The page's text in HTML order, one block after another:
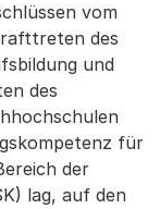
vom
des
und
des
für
der
lag, auf den